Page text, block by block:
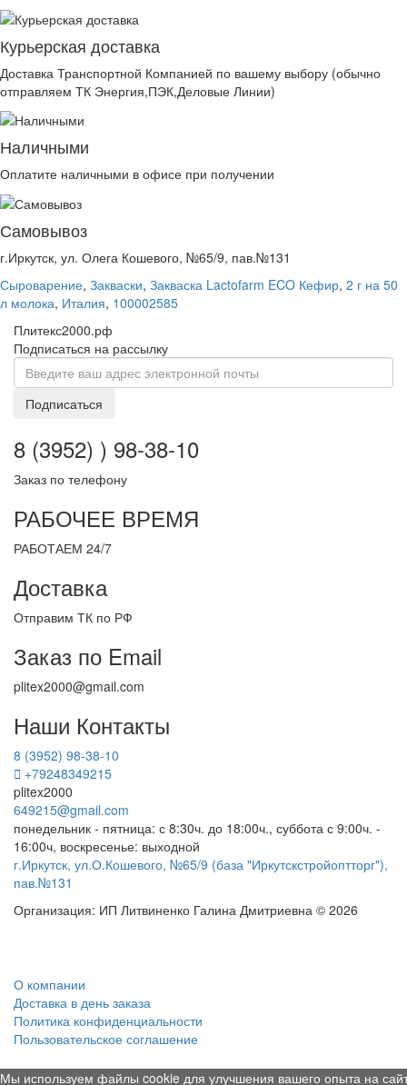
Мы используем файлы cookie для улучшения вашего опыта на
Курьерская доставка
Доставка Транспортной Компанией по вашему выбору (обычно
отправляем ТК Энергия,ПЭК,Деловые Линии)
Наличными
Оплатите наличными в офисе при получении
Самовывоз
г.Иркутск, ул. Олега Кошевого, №65/9, пав.№131
Сыроварение, Закваски, Закваска Lactofarm ECO Кефир, 2 г на 50
л молока, Италия, 100002585
Плитекс2000.рф
Подписаться на рассылку
Подписаться
8 (3952) ) 98-38-10
Заказ по телефону
РАБОЧЕЕ ВРЕМЯ
РАБОТАЕМ 24/7
Доставка
Отправим ТК по РФ
Заказ по Email
plitex2000@gmail.com
Наши Контакты
8 (3952) 98-38-10
+79248349215
plitex2000
649215@gmail.com
понедельник - пятница: с 8:30ч. до 18:00ч., суббота с 9:00ч. -
16:00ч, воскресенье: выходной
г.Иркутск, ул.О.Кошевого, №65/9 (база "Иркутскстройоптторг"),
пав.№131
Организация: ИП Литвиненко Галина Дмитриевна © 2026
О компании
Доставка в день заказа
Политика конфиденциальности
Пользовательское соглашение